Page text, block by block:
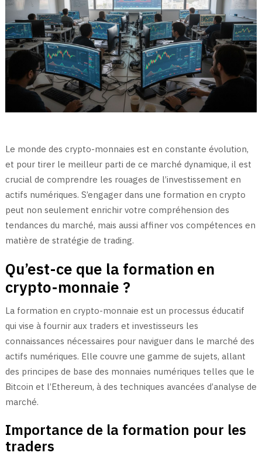
Le monde des crypto-monnaies est en constante évolution,
et pour tirer le meilleur parti de ce marché dynamique, il est
crucial de comprendre les rouages de l’investissement en
actifs numériques. S’engager dans une formation en crypto
peut non seulement enrichir votre compréhension des
tendances du marché, mais aussi affiner vos compétences en
matière de stratégie de trading.
Qu’est-ce que la formation en
crypto-monnaie ?
La formation en crypto-monnaie est un processus éducatif
qui vise à fournir aux traders et investisseurs les
connaissances nécessaires pour naviguer dans le marché des
actifs numériques. Elle couvre une gamme de sujets, allant
des principes de base des monnaies numériques telles que le
Bitcoin et l’Ethereum, à des techniques avancées d’analyse de
marché.
Importance de la formation pour les
traders